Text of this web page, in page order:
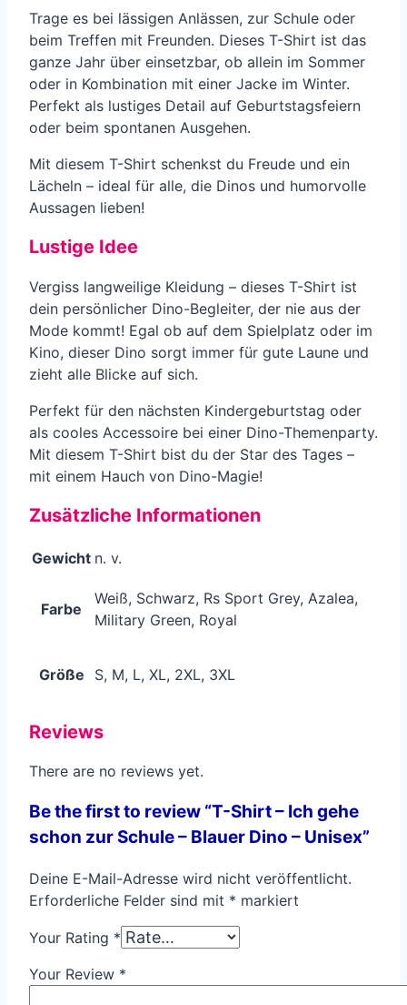
Trage es bei lässigen Anlässen, zur Schule oder
beim Treffen mit Freunden. Dieses T-Shirt ist das
ganze Jahr über einsetzbar, ob allein im Sommer
oder in Kombination mit einer Jacke im Winter.
Perfekt als lustiges Detail auf Geburtstagsfeiern
oder beim spontanen Ausgehen.
Mit diesem T-Shirt schenkst du Freude und ein
Lächeln – ideal für alle, die Dinos und humorvolle
Aussagen lieben!
Lustige Idee
Vergiss langweilige Kleidung – dieses T-Shirt ist
dein persönlicher Dino-Begleiter, der nie aus der
Mode kommt! Egal ob auf dem Spielplatz oder im
Kino, dieser Dino sorgt immer für gute Laune und
zieht alle Blicke auf sich.
Perfekt für den nächsten Kindergeburtstag oder
als cooles Accessoire bei einer Dino-Themenparty.
Mit diesem T-Shirt bist du der Star des Tages –
mit einem Hauch von Dino-Magie!
Zusätzliche Informationen
Gewicht n. v.
Farbe
Weiß, Schwarz, Rs Sport Grey, Azalea,
Military Green, Royal
Größe S, M, L, XL, 2XL, 3XL
Reviews
There are no reviews yet.
Be the first to review “T-Shirt – Ich gehe
schon zur Schule – Blauer Dino – Unisex”
Deine E-Mail-Adresse wird nicht veröffentlicht.
Erforderliche Felder sind mit * markiert
Your Rating *
Your Review *